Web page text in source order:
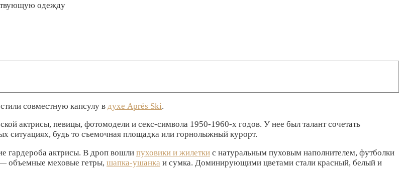
одежду
совместную капсулу в духе Aprés Ski.
актрисы, певицы, фотомодели и секс-символа 1950-1960-х годов. У нее был талант сочетать
ситуациях, будь то съемочная площадка или горнолыжный курорт.
гардероба актрисы. В дроп вошли пуховики и жилетки с натуральным пуховым наполнителем, футболки
объемные меховые гетры, шапка-ушанка и сумка. Доминирующими цветами стали красный, белый и